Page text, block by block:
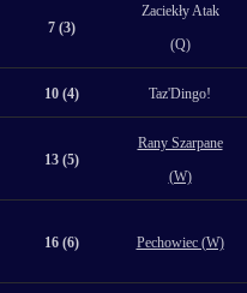
7 (3)
Zaciekły Atak
(Q)
10 (4) Taz'Dingo!
13 (5)
Rany Szarpane
(W)
16 (6) Pechowiec (W)